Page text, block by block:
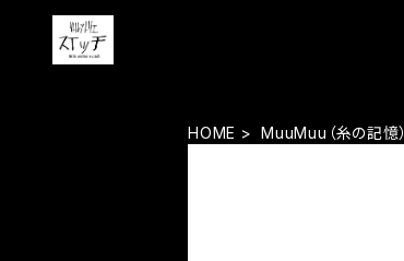
HOME MuuMuu（糸の記憶）